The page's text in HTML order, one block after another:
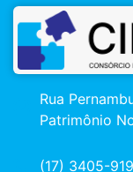
Rua
Patrimônio
(17) 3405-